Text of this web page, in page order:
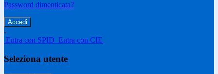
Password dimenticata?
-
Entra con SPID Entra con CIE
Seleziona utente